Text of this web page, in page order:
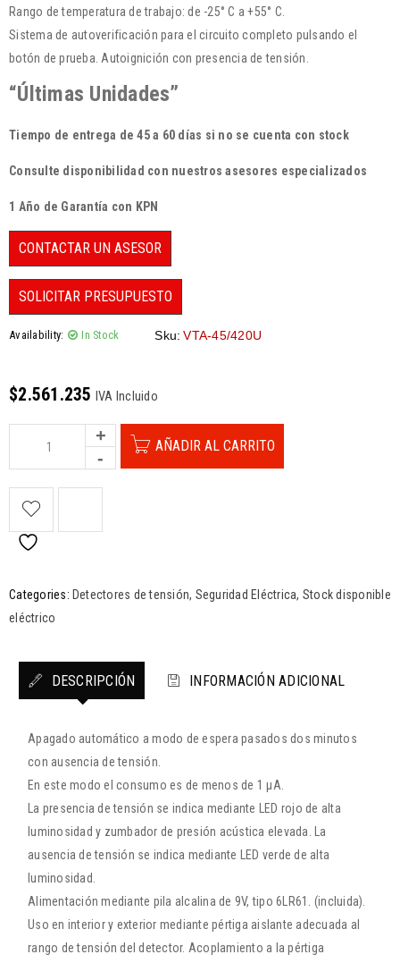
Rango de temperatura de trabajo: de -25° C a +55° C.
Sistema de autoverificación para el circuito completo pulsando el
botón de prueba. Autoignición con presencia de tensión.
“Últimas Unidades”
Tiempo de entrega de 45 a 60 días si no se cuenta con stock
Consulte disponibilidad con nuestros asesores especializados
1 Año de Garantía con KPN
CONTACTAR UN ASESOR
SOLICITAR PRESUPUESTO
Availability: In Stock Sku: VTA-45/420U
$2.561.235 IVA Incluido
AÑADIR AL CARRITO
Categories: Detectores de tensión, Seguridad Eléctrica, Stock disponible
eléctrico
DESCRIPCIÓN INFORMACIÓN ADICIONAL
Apagado automático a modo de espera pasados dos minutos
con ausencia de tensión.
En este modo el consumo es de menos de 1 µA.
La presencia de tensión se indica mediante LED rojo de alta
luminosidad y zumbador de presión acústica elevada. La
ausencia de tensión se indica mediante LED verde de alta
luminosidad.
Alimentación mediante pila alcalina de 9V, tipo 6LR61. (incluida).
Uso en interior y exterior mediante pértiga aislante adecuada al
rango de tensión del detector. Acoplamiento a la pértiga